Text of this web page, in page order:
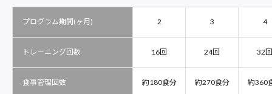
プログラム期間(ヶ月) 2 3 4
トレーニング回数 16回 24回 32回
食事管理回数 約180食分 約270食分 約360